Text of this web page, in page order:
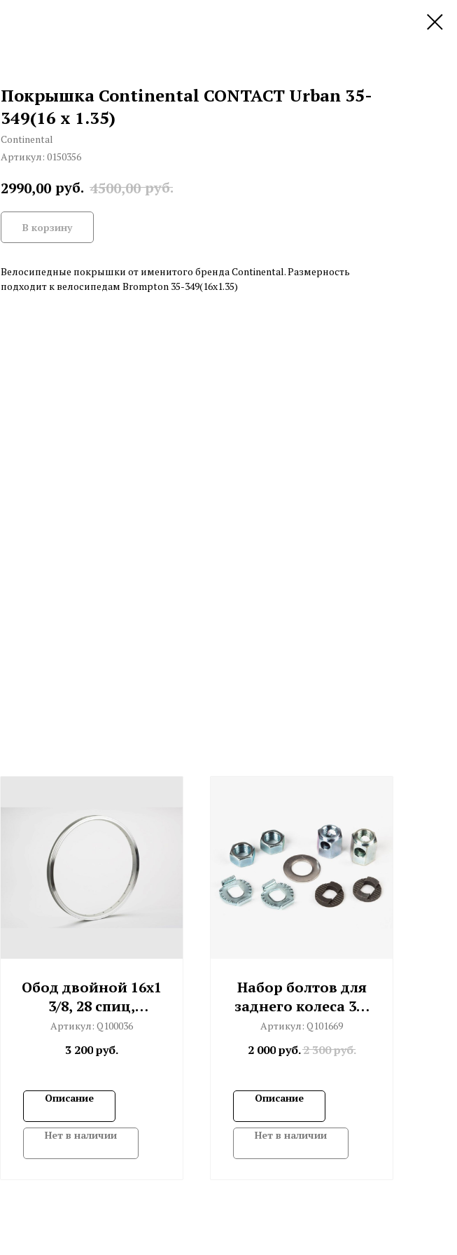
Покрышка Continental CONTACT Urban 35-
349(16 x 1.35)
Continental
Артикул: 0150356
2990,00 руб. 4500,00 руб.
В корзину
Велосипедные покрышки от именитого бренда Continental. Размерность
подходит к велосипедам Brompton 35-349(16х1.35)
Обод двойной 16x1
3/8, 28 спиц,
отверстия под
углом
Артикул: Q100036
3 200руб.
Описание
Нет в наличии
Набор болтов для
заднего колеса 3/6
ск. (Sturmey)
Артикул: Q101669
2 000 руб.2 300руб.
Описание
Нет в наличии